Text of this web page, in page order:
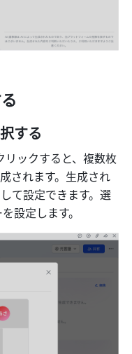
する
リックすると、複数枚
されます。生成され
て設定できます。選
設定します。